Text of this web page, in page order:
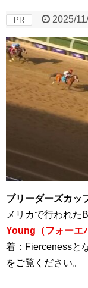
PR 2025/
ブリーダーズカッ
メリカで行われた
Young（フォーエ
着：Fiercenessと
をご覧ください。